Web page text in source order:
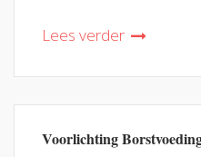
Lees verder
Voorlichting